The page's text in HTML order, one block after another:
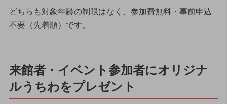
どちらも対象年齢の制限はなく、参加費無料・事前申込
不要（先着順）です。
来館者・イベント参加者にオリジナ
ルうちわをプレゼント